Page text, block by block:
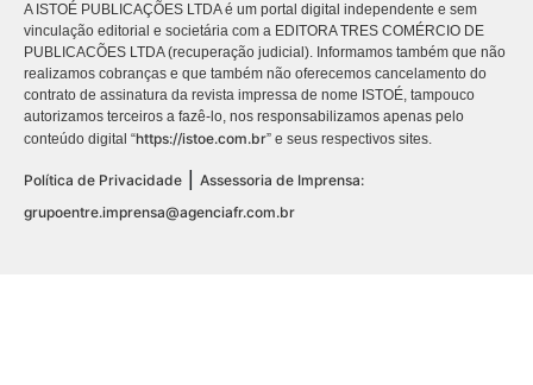
A ISTOÉ PUBLICAÇÕES LTDA é um portal digital independente e sem
vinculação editorial e societária com a EDITORA TRES COMÉRCIO DE
PUBLICACÕES LTDA (recuperação judicial). Informamos também que não
realizamos cobranças e que também não oferecemos cancelamento do
contrato de assinatura da revista impressa de nome ISTOÉ, tampouco
autorizamos terceiros a fazê-lo, nos responsabilizamos apenas pelo
conteúdo digital “https://istoe.com.br” e seus respectivos sites.
Política de Privacidade
Assessoria de Imprensa:
grupoentre.imprensa@agenciafr.com.br